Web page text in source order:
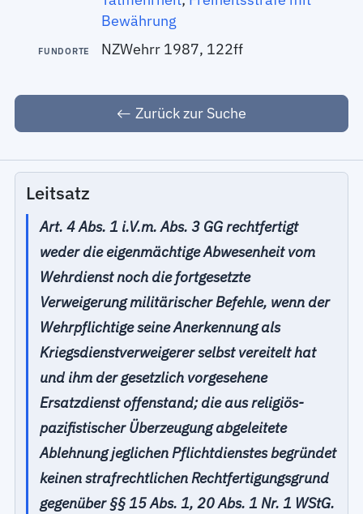
Bewährung
FUNDORTE NZWehrr 1987, 122ff
Zurück zur Suche
Leitsatz
Art. 4 Abs. 1 i.V.m. Abs. 3 GG rechtfertigt
weder die eigenmächtige Abwesenheit vom
Wehrdienst noch die fortgesetzte
Verweigerung militärischer Befehle, wenn der
Wehrpflichtige seine Anerkennung als
Kriegsdienstverweigerer selbst vereitelt hat
und ihm der gesetzlich vorgesehene
Ersatzdienst offenstand; die aus religiös-
pazifistischer Überzeugung abgeleitete
Ablehnung jeglichen Pflichtdienstes begründet
keinen strafrechtlichen Rechtfertigungsgrund
gegenüber §§ 15 Abs. 1, 20 Abs. 1 Nr. 1 WStG.